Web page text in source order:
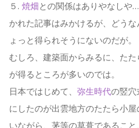
５. 焼畑との関係はありやなしや
かれた記事はみかけるが、どう
ょっと得られそうにないのだが。
むしろ、建築面からみるに、た
が得るところが多いのでは。
日本ではじめて、 弥生時代の竪穴
にしたのが出雲地方のたたら小
いながら、茅等の草葺であるこ